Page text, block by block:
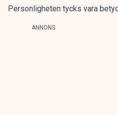
Personligheten tycks vara
ANNONS